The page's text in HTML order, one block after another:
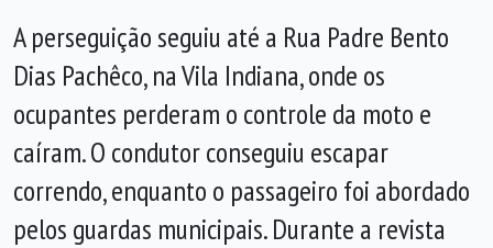
A perseguição seguiu até a Rua Padre Bento
Dias Pachêco, na Vila Indiana, onde os
ocupantes perderam o controle da moto e
caíram. O condutor conseguiu escapar
correndo, enquanto o passageiro foi abordado
pelos guardas municipais. Durante a revista